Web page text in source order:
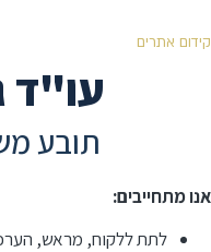
קידום אתרים
עו"ד
תובע
אנו מתחייבים:
לתת ללקוח, מראש,